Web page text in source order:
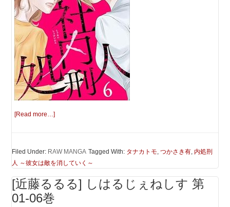
[Read more…]
Filed Under: RAW MANGA Tagged With: タナカトモ,つかさき有, 内処刑
人 ～彼女は敵を消していく～
[近藤るるる] しはるじぇねしす 第
01-06巻